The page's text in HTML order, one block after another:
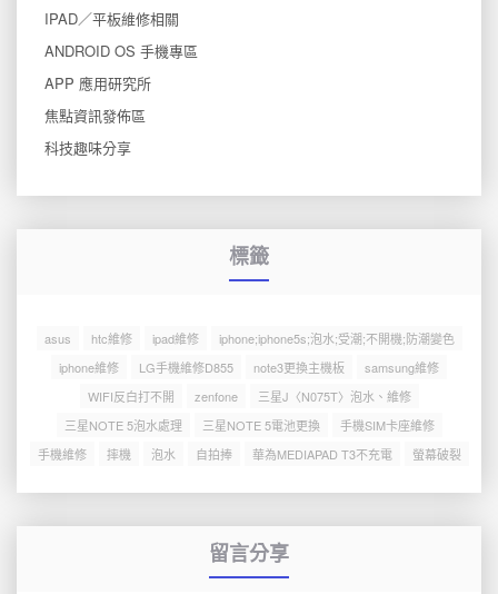
IPAD／平板維修相關
ANDROID OS 手機專區
APP 應用研究所
焦點資訊發佈區
科技趣味分享
標籤
asus htc維修 ipad維修
iphone;iphone5s;泡水;受潮;不開機;防潮變色
iphone維修
LG手機維修D855 note3更換主機板
samsung維修
WIFI反白打不開
zenfone
三星J〈N075T〉泡水、維修
三星NOTE 5泡水處理
三星NOTE 5電池更換
手機SIM卡座維修
手機維修
摔機 泡水 自拍捧 華為MEDIAPAD T3不充電 螢幕破裂
留言分享